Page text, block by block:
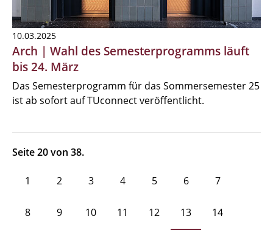
10.03.2025
Arch | Wahl des Semesterprogramms läuft
bis 24. März
Das Semesterprogramm für das Sommersemester 25
ist ab sofort auf TUconnect veröffentlicht.
Seite 20 von 38.
1 2 3 4 5 6 7
8 9 10 11 12 13 14